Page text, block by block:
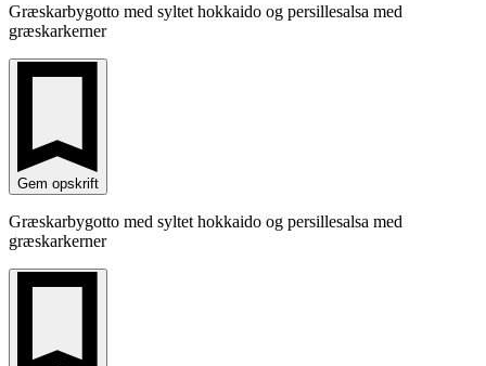
Græskarbygotto med syltet hokkaido og persillesalsa med
græskarkerner
Gem opskrift
Græskarbygotto med syltet hokkaido og persillesalsa med
græskarkerner